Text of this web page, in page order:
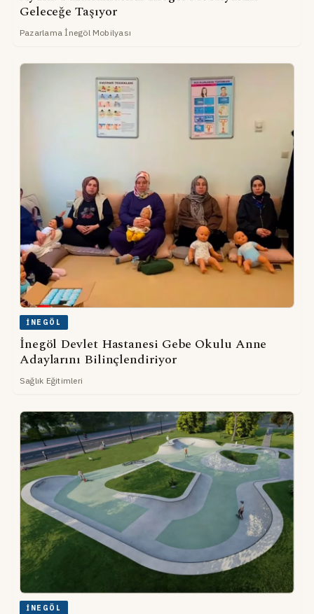
Geleceğe Taşıyor
Pazarlama İnegöl Mobilyası
İNEGÖL
İnegöl Devlet Hastanesi Gebe Okulu Anne
Adaylarını Bilinçlendiriyor
Sağlık Eğitimleri
İNEGÖL